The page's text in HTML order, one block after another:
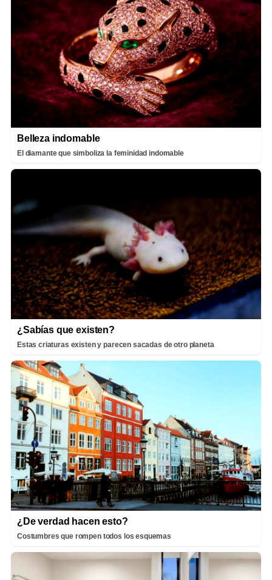
Belleza indomable
El diamante que simboliza la feminidad indomable
¿Sabías que existen?
Estas criaturas existen y parecen sacadas de otro planeta
¿De verdad hacen esto?
Costumbres que rompen todos los esquemas